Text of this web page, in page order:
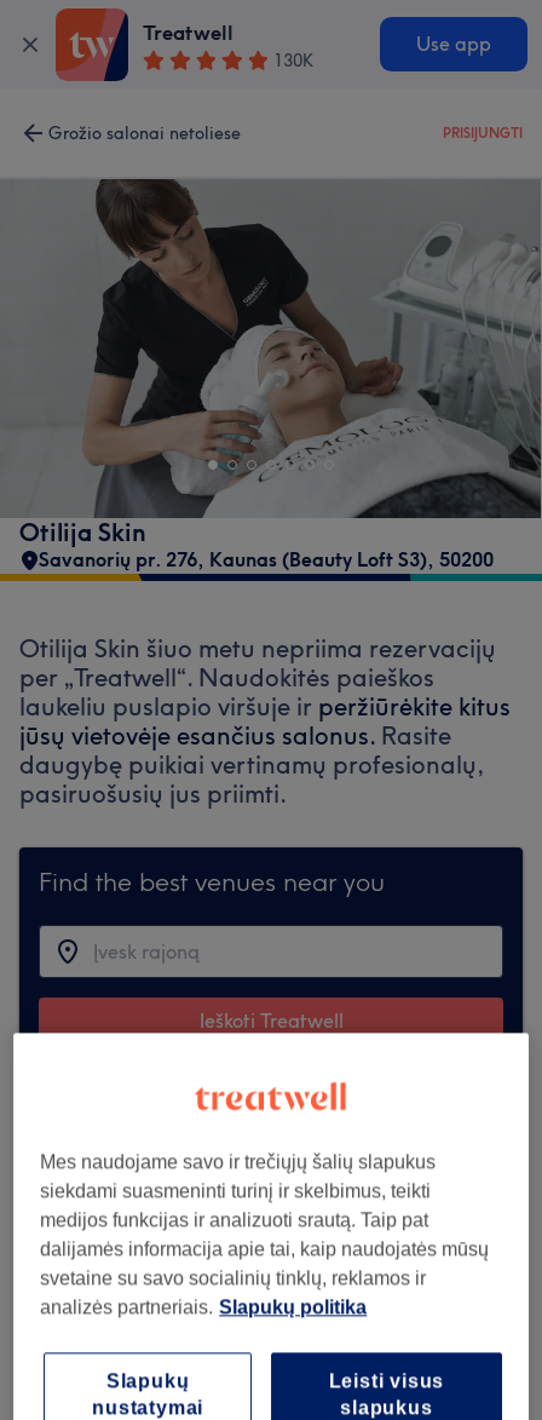
Treatwell
130K
Use app
Grožio salonai netoliese PRISIJUNGTI
Otilija Skin
Savanorių pr. 276, Kaunas (Beauty Loft S3), 50200
Otilija Skin šiuo metu nepriima rezervacijų
per „Treatwell“. Naudokitės paieškos
laukeliu puslapio viršuje ir peržiūrėkite kitus
jūsų vietovėje esančius salonus. Rasite
daugybę puikiai vertinamų profesionalų,
pasiruošusių jus priimti.
Find the best venues near you
Ieškoti Treatwell
Mes naudojame savo ir trečiųjų šalių slapukus
siekdami suasmeninti turinį ir skelbimus, teikti
medijos funkcijas ir analizuoti srautą. Taip pat
dalijamės informacija apie tai, kaip naudojatės mūsų
svetaine su savo socialinių tinklų, reklamos ir
analizės partneriais. Slapukų politika
Leisti visus
slapukus
Slapukų
nustatymai